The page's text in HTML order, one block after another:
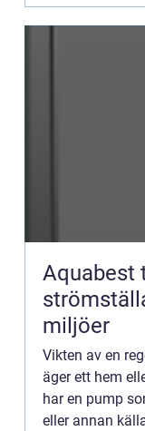
Aquabest tåliga vägguttag och
miljöer
Vikten av en
äger ett hem
har en pump
eller annan